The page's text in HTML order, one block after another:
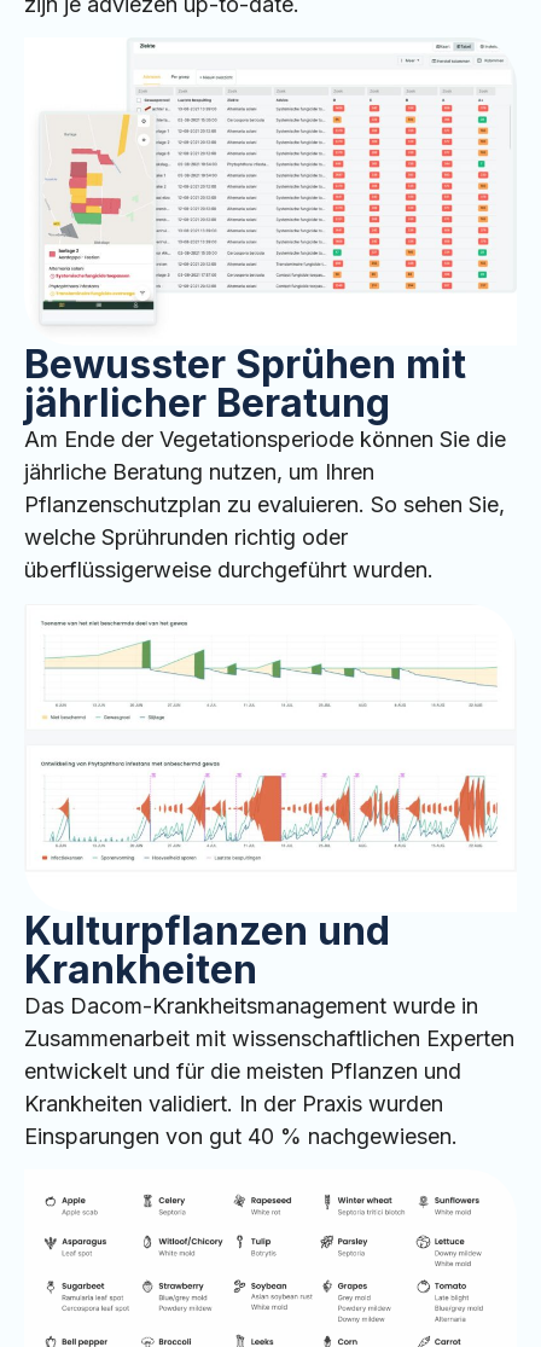
Bewusster Sprühen mit
jährlicher Beratung
Am Ende der Vegetationsperiode können Sie die
jährliche Beratung nutzen, um Ihren
Pflanzenschutzplan zu evaluieren. So sehen Sie,
welche Sprührunden richtig oder
überflüssigerweise durchgeführt wurden.
Kulturpflanzen und
Krankheiten
Das Dacom-Krankheitsmanagement wurde in
Zusammenarbeit mit wissenschaftlichen Experten
entwickelt und für die meisten Pflanzen und
Krankheiten validiert. In der Praxis wurden
Einsparungen von gut 40 % nachgewiesen.